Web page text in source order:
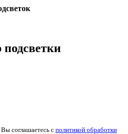
подсветки
соглашаетесь с политикой обработки